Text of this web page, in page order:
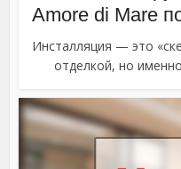
Amore di Mare
Инсталляция — это
отделкой, но